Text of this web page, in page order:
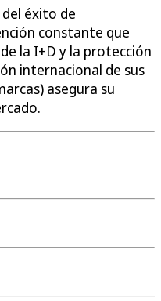
éxito de
constante que
la I+D y la protección
internacional de sus
asegura su